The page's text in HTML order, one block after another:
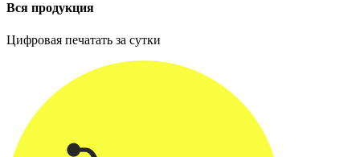
Вся продукция
Цифровая печатать за сутки